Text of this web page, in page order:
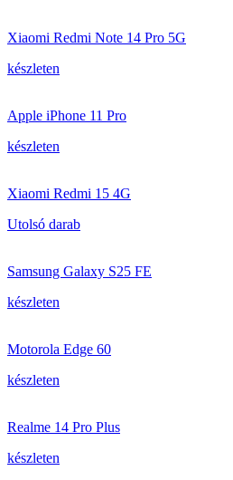
Xiaomi Redmi Note 14 Pro 5G
készleten
Apple iPhone 11 Pro
készleten
Xiaomi Redmi 15 4G
Utolsó darab
Samsung Galaxy S25 FE
készleten
Motorola Edge 60
készleten
Realme 14 Pro Plus
készleten